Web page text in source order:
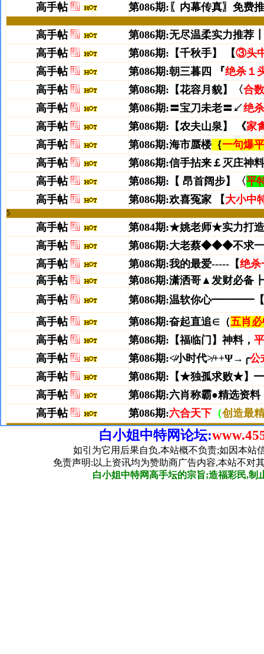
白小姐中特网论坛:
如引为它用后果自负,本站概不负责;如因本站
免责声明:以上资讯均为赞助商广告内容,本站不对
白小姐中特网高手坛的宗旨;造福彩民,制